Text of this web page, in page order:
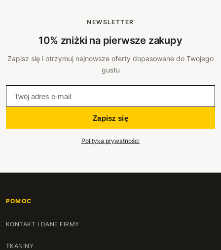
NEWSLETTER
10% zniżki na pierwsze zakupy
Zapisz się i otrzymuj najnowsze oferty dopasowane do Twojego
gustu
Zapisz się
Polityka prywatności
POMOC
KONTAKT I DANE FIRMY
TKANINY